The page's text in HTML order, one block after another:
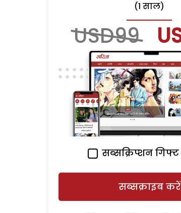
(1 साल)
USD99
सब्सक्रिप्शन
सब्सक्राइब करें